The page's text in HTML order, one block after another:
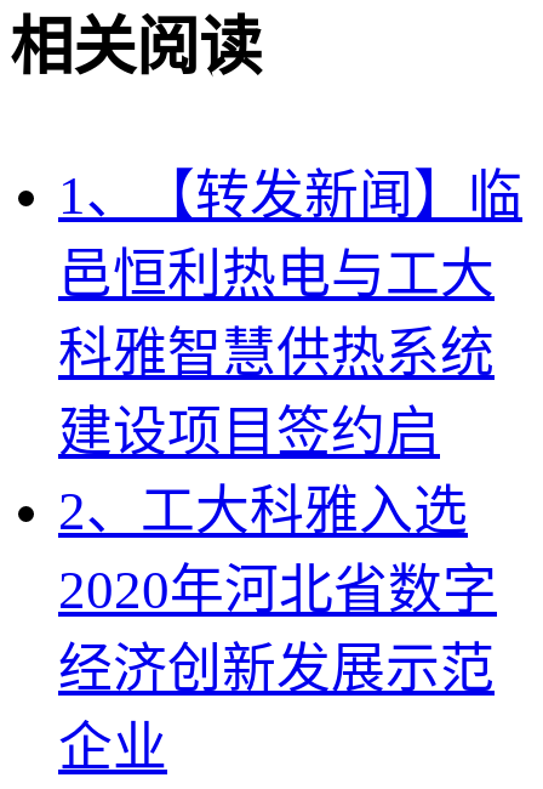
相关阅读
1、【转发新闻】临
邑恒利热电与工大
科雅智慧供热系统
建设项目签约启
2、工大科雅入选
2020年河北省数字
经济创新发展示范
企业